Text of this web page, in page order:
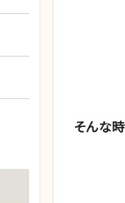
そんな